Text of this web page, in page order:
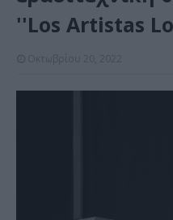
''Los Artistas